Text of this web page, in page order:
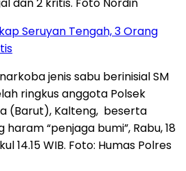
Seruyan Tengah, 3 Orang